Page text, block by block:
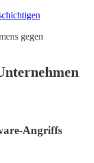
gegen
Angriffs